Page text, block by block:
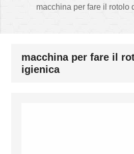
macchina per fare il rotolo
macchina per fare il
igienica